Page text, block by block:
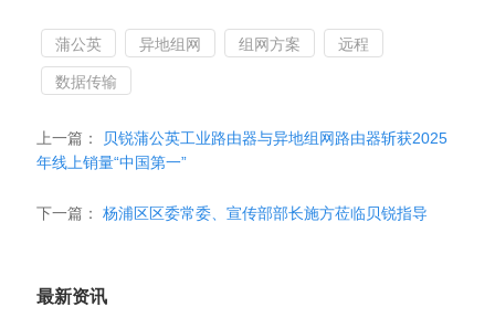
蒲公英 异地组网 组网方案 远程
数据传输
上一篇： 贝锐蒲公英工业路由器与异地组网路由器斩获2025
年线上销量“中国第一”
下一篇：杨浦区区委常委、宣传部部长施方莅临贝锐指导
最新资讯